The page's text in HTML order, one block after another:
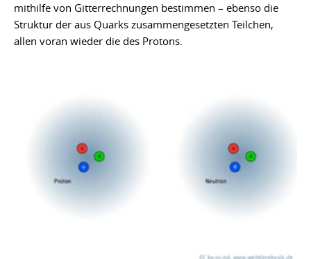
mithilfe von Gitterrechnungen bestimmen – ebenso die
Struktur der aus Quarks zusammengesetzten Teilchen,
allen voran wieder die des Protons.